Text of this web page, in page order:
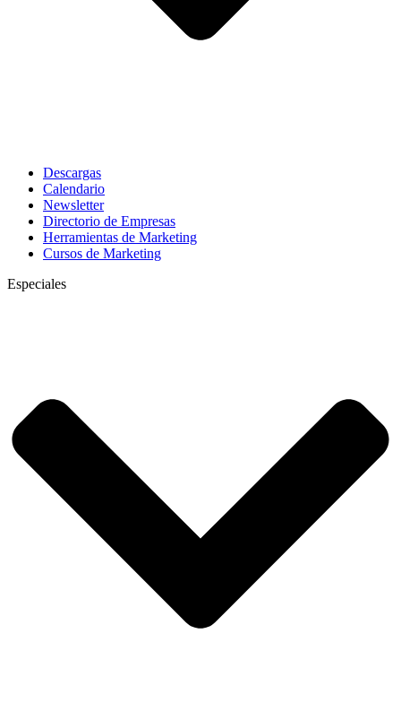
Descargas
Calendario
Newsletter
Directorio de Empresas
Herramientas de Marketing
Cursos de Marketing
Especiales